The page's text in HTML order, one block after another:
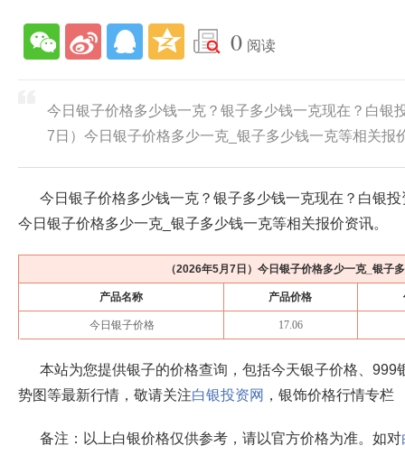
0 阅读
今日银子价格多少钱一克？银子多少钱一克现在？白银
7日）今日银子价格多少一克_银子多少钱一克等相关报
今日银子价格多少钱一克？银子多少钱一克现在？白银
今日银子价格多少一克_银子多少钱一克等相关报价资讯。
（2026年5月7日 ）今日银子价格多少一克_银子
产品名称 产品价格
今日银子价格 17.06
本站为您提供银子的价格查询，包括今天银子价格、999
势图等最新行情，敬请关注白银投资网 ，银饰价格行情专栏
备注：以上白银价格仅供参考，请以官方价格为准。如对